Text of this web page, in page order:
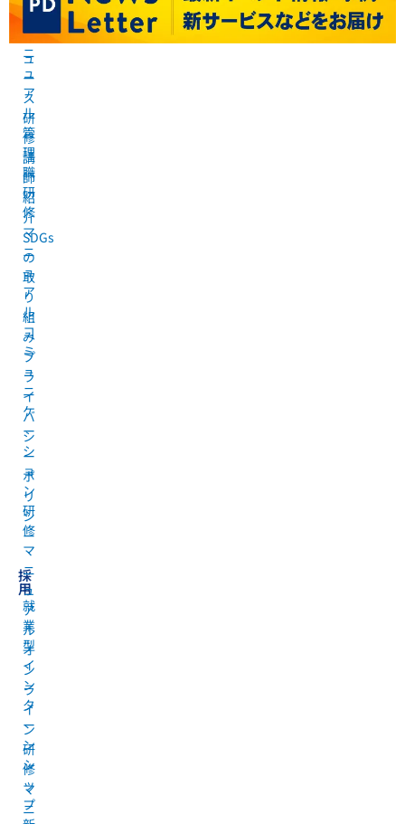
要
ニ
ュ
ー
ス
研
修
講
師
紹
介
SDGs
の
取
り
組
み
プ
ラ
イ
バ
シ
ー
ポ
リ
シ
ー
採
用
就
業
型
イ
ン
タ
ー
ン
シ
ッ
プ
修
マ
ニ
ュ
ア
ル
管
理
職
研
修
マ
ニ
ュ
ア
ル
コ
ミ
ュ
ニ
ケ
ー
シ
ョ
ン
研
修
マ
ニ
ュ
ア
ル
オ
ン
ラ
イ
ン
研
修
マ
ニ